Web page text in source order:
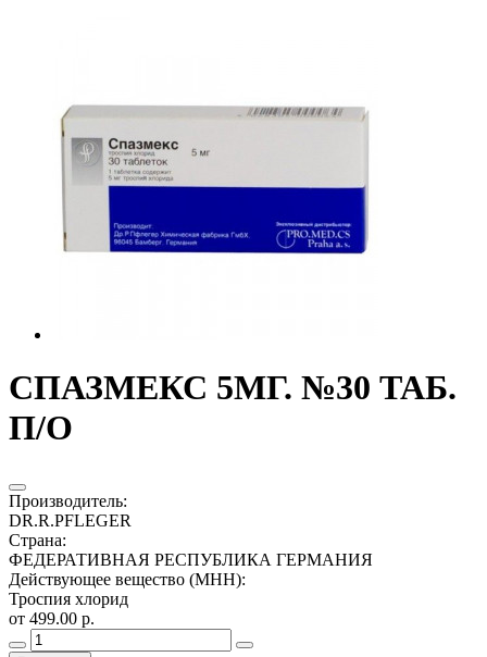
СПАЗМЕКС 5МГ. №30 ТАБ.
П/О
Производитель:
DR.R.PFLEGER
Страна:
ФЕДЕРАТИВНАЯ РЕСПУБЛИКА ГЕРМАНИЯ
Действующее вещество (МНН):
Троспия хлорид
от 499.00 р.